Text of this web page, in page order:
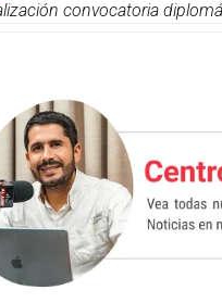
convocatoria